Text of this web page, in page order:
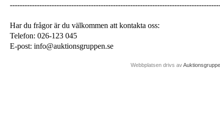
Har du frågor är du välkommen att kontakta oss:
Telefon: 026-123 045
E-post: info@auktionsgruppen.se
Webbplatsen drivs av